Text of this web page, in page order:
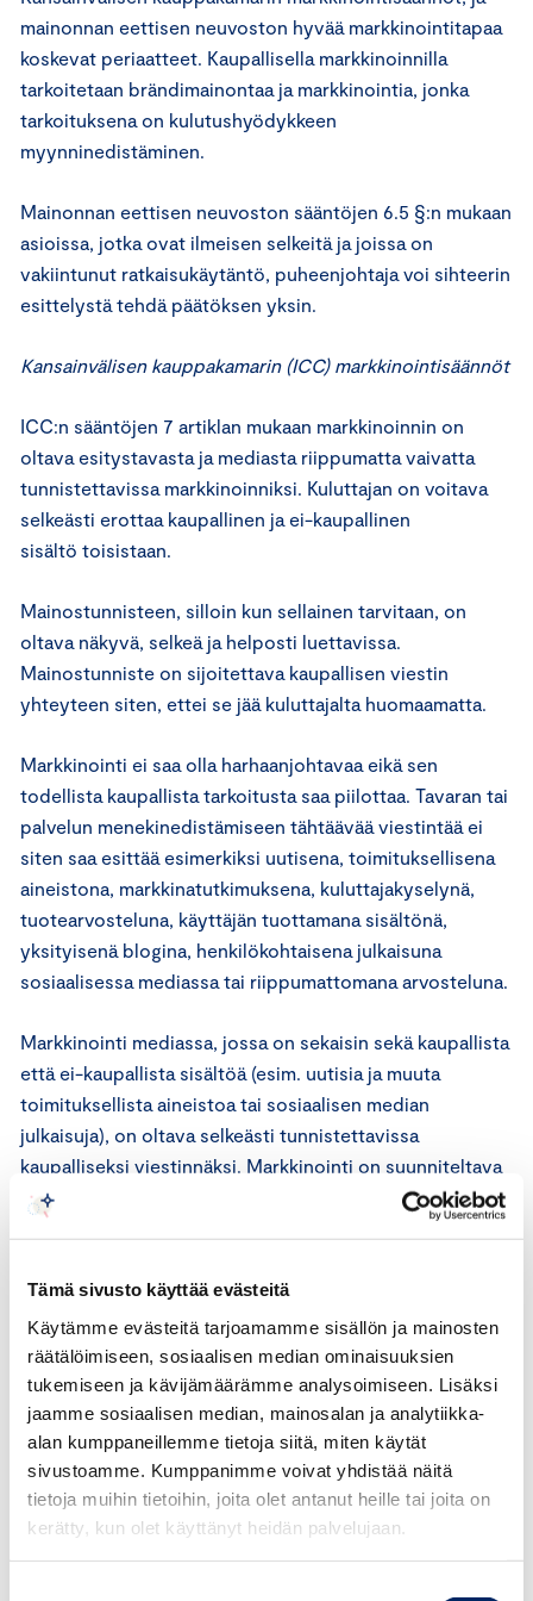
Tämä sivusto käyttää evästeitä
Käytämme evästeitä tarjoamamme sisällön ja mainosten
räätälöimiseen, sosiaalisen median ominaisuuksien
tukemiseen ja kävijämäärämme analysoimiseen. Lisäksi
jaamme sosiaalisen median, mainosalan ja analytiikka-
alan kumppaneillemme tietoja siitä, miten käytät
sivustoamme. Kumppanimme voivat yhdistää näitä
tietoja muihin tietoihin, joita olet antanut heille tai joita on
kerätty, kun olet käyttänyt heidän palvelujaan.
mainonnan eettisen neuvoston hyvää markkinointitapaa
koskevat periaatteet. Kaupallisella markkinoinnilla
tarkoitetaan brändimainontaa ja markkinointia, jonka
tarkoituksena on kulutushyödykkeen
myynninedistäminen.
Mainonnan eettisen neuvoston sääntöjen 6.5 §:n mukaan
asioissa, jotka ovat ilmeisen selkeitä ja joissa on
vakiintunut ratkaisukäytäntö, puheenjohtaja voi sihteerin
esittelystä tehdä päätöksen yksin.
Kansainvälisen kauppakamarin (ICC) markkinointisäännöt
ICC:n sääntöjen 7 artiklan mukaan markkinoinnin on
oltava esitystavasta ja mediasta riippumatta vaivatta
tunnistettavissa markkinoinniksi. Kuluttajan on voitava
selkeästi erottaa kaupallinen ja ei-kaupallinen
sisältö toisistaan.
Mainostunnisteen, silloin kun sellainen tarvitaan, on
oltava näkyvä, selkeä ja helposti luettavissa.
Mainostunniste on sijoitettava kaupallisen viestin
yhteyteen siten, ettei se jää kuluttajalta huomaamatta.
Markkinointi ei saa olla harhaanjohtavaa eikä sen
todellista kaupallista tarkoitusta saa piilottaa. Tavaran tai
palvelun menekinedistämiseen tähtäävää viestintää ei
siten saa esittää esimerkiksi uutisena, toimituksellisena
aineistona, markkinatutkimuksena, kuluttajakyselynä,
tuotearvosteluna, käyttäjän tuottamana sisältönä,
yksityisenä blogina, henkilökohtaisena julkaisuna
sosiaalisessa mediassa tai riippumattomana arvosteluna.
Markkinointi mediassa, jossa on sekaisin sekä kaupallista
että ei-kaupallista sisältöä (esim. uutisia ja muuta
toimituksellista aineistoa tai sosiaalisen median
julkaisuja), on oltava selkeästi tunnistettavissa
kaupalliseksi viestinnäksi. Markkinointi on suunniteltava
siten, että se on helposti ja välittömästi tunnistettavissa
markkinoinniksi. Markkinointi on tarvittaessa merkittävä
ICC:n sääntöjen 18.2 artiklan mukaan kaikki
vaikuttajamarkkinointi, mukaan lukien vaikuttajan omien
tuotteiden myynninedistäminen, on suunniteltava siten,
että se on välittömästi tunnistettavissa markkinoinniksi.
Mainostunniste on oltava mediaan ja viestiin sopivalla
tavalla mukautettu, erityisesti sosiaalisen median osalta.
Markkinoijan ja sen vaikuttajan, sisällöntuottajana on
varmistettava, että sisältö esitetään asianmukaisesti
markkinointina tunnistettavuuden ja läpinäkyvyyden